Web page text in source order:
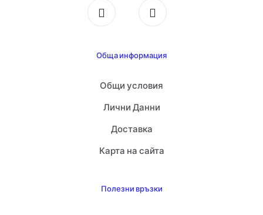
Обща информация
Общи условия
Лични Данни
Доставка
Карта на сайта
Полезни връзки